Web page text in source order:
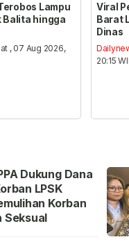
Lampu
Balita hingga
, 07 Aug 2026,
Viral
Barat
Dinas
20:15
Dukung Dana
LPSK
Korban
Seksual